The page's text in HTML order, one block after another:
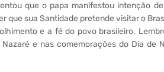
que o papa manifestou intenção
que sua Santidade pretende visitar o
e a fé do povo brasileiro.
e nas comemorações do Dia de